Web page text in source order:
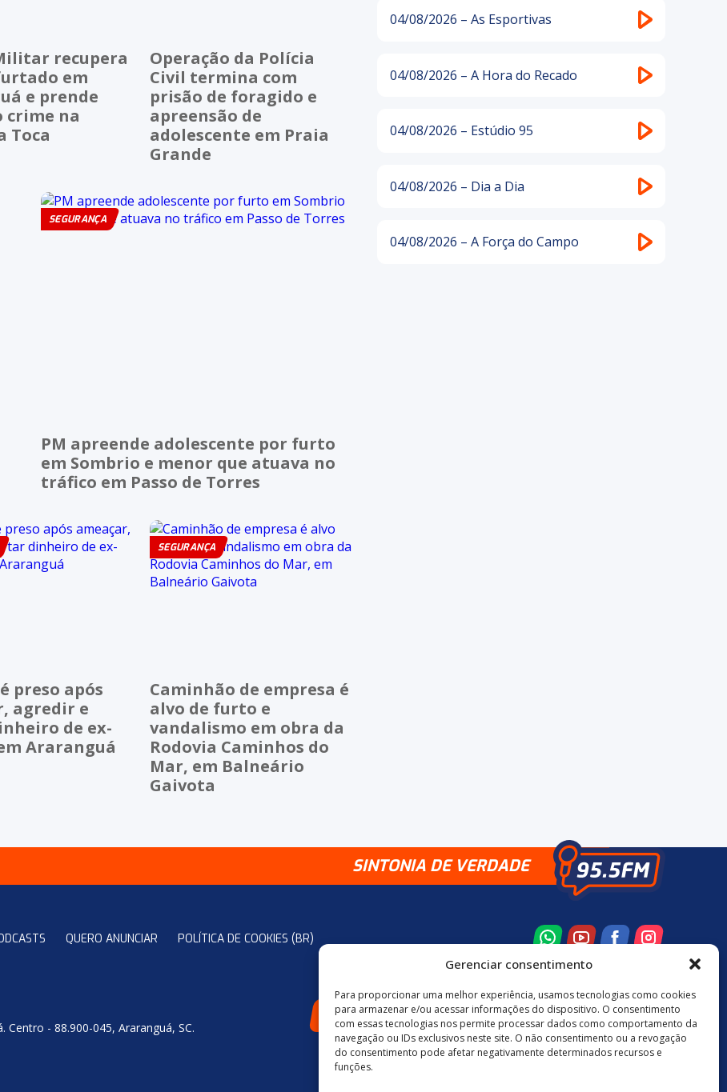
Gerenciar consentimento
Para proporcionar uma melhor experiência, usamos tecnologias como cookies
para armazenar e/ou acessar informações do dispositivo. O consentimento
com essas tecnologias nos permite processar dados como comportamento da
navegação ou IDs exclusivos neste site. O não consentimento ou a revogação
do consentimento pode afetar negativamente determinados recursos e
funções.
recupera
em
e prende
crime na
Toca
Operação da Polícia
Civil termina com
prisão de foragido e
apreensão de
adolescente em Praia
Grande
SEGURANÇA
PM apreende adolescente por furto
em Sombrio e menor que atuava no
tráfico em Passo de Torres
preso após
agredir e
de ex-
Araranguá
SEGURANÇA
Caminhão de empresa é
alvo de furto e
vandalismo em obra da
Rodovia Caminhos do
Mar, em Balneário
Gaivota
04/08/2026 – As Esportivas
04/08/2026 – A Hora do Recado
04/08/2026 – Estúdio 95
04/08/2026 – Dia a Dia
04/08/2026 – A Força do Campo
SINTONIA DE VERDADE
QUERO ANUNCIAR POLÍTICA DE COOKIES (BR)
- 88.900-045, Araranguá, SC.
48 3524-0137 48 9880-84667